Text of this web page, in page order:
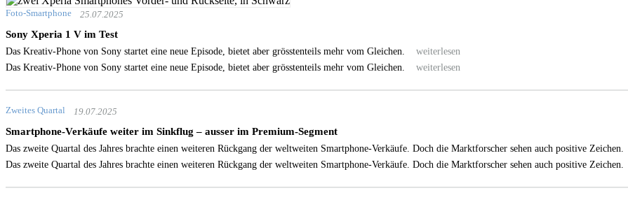
Foto-Smartphone 25.07.2025
Sony Xperia 1 V im Test
Das Kreativ-Phone von Sony startet eine neue Episode, bietet aber grösstenteils mehr vom Gleichen.
weiterlesen
Das Kreativ-Phone von Sony startet eine neue Episode, bietet aber grösstenteils mehr vom Gleichen.
weiterlesen
Zweites Quartal 19.07.2025
Smartphone-Verkäufe weiter im Sinkflug – ausser im Premium-Segment
Das zweite Quartal des Jahres brachte einen weiteren Rückgang der weltweiten Smartphone-Verkäufe. Doch die Marktforscher sehen auch positive Zeichen.
Das zweite Quartal des Jahres brachte einen weiteren Rückgang der weltweiten Smartphone-Verkäufe. Doch die Marktforscher sehen auch positive Zeichen.